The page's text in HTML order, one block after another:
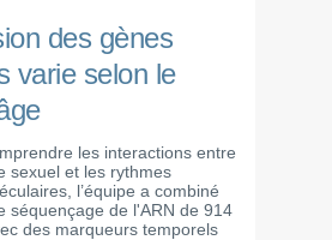
des gènes
varie selon le
les interactions entre
sexuel et les rythmes
l’équipe a combiné
séquençage de l'ARN de 914
des marqueurs temporels